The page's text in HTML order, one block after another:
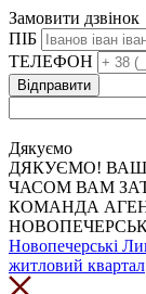
Замовити дзвінок
ПІБ
ТЕЛЕФОН
Дякуємо
ДЯКУЄМО!
ЧАСОМ ВАМ
КОМАНДА
Новопечерські
житловий квартал